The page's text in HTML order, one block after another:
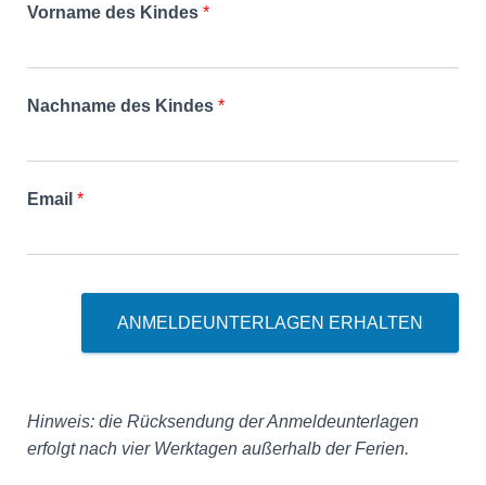
Vorname des Kindes *
Nachname des Kindes *
Email *
ANMELDEUNTERLAGEN ERHALTEN
Hinweis: die Rücksendung der Anmeldeunterlagen
erfolgt nach vier Werktagen außerhalb der Ferien.